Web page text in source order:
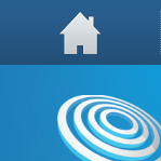
A weboldal használatával Ön elfogadja,